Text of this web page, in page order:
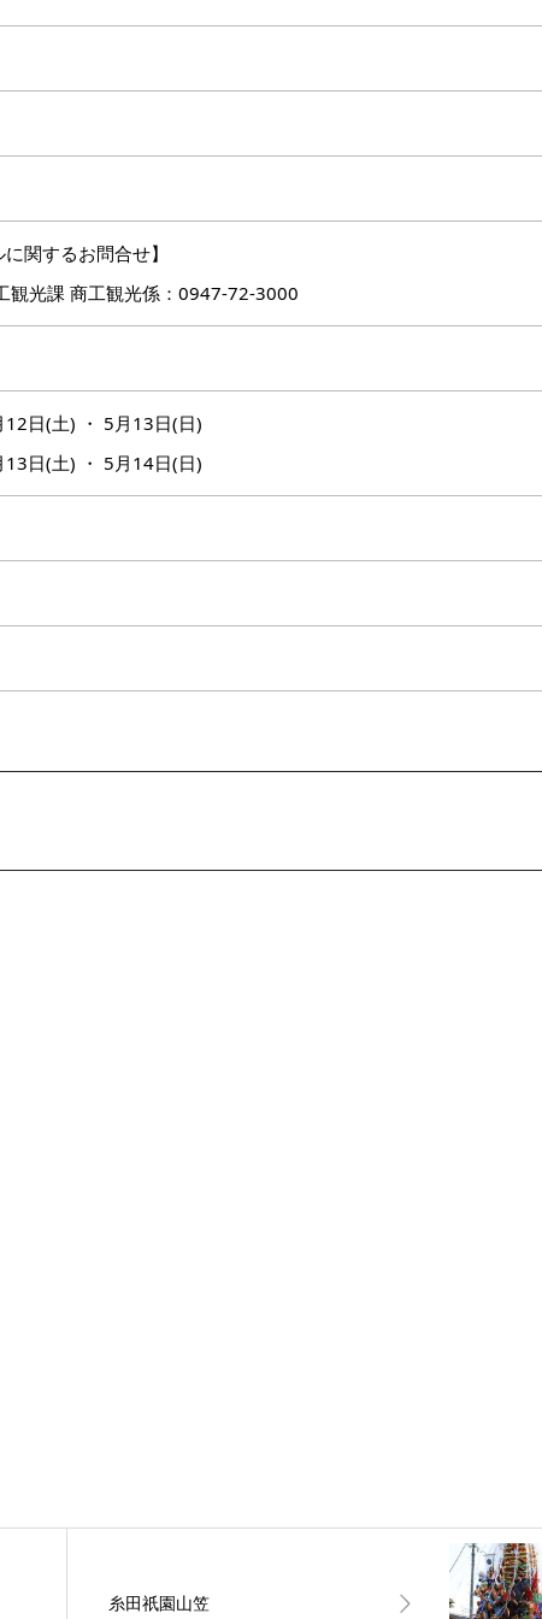
に関するお問合せ】
観光課 商工観光係：0947-72-3000
12日(土) ・ 5月13日(日)
13日(土) ・ 5月14日(日)
糸田祇園山笠